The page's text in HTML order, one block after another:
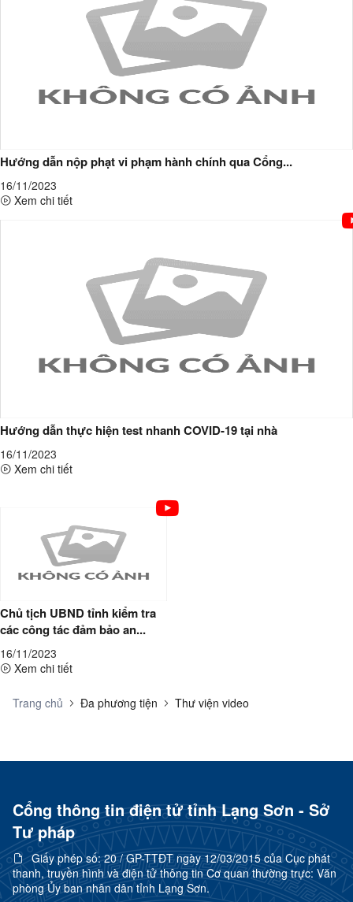
Hướng dẫn nộp phạt vi phạm hành chính qua Cổng...
16/11/2023
Xem chi tiết
Hướng dẫn thực hiện test nhanh COVID-19 tại nhà
16/11/2023
Xem chi tiết
Chủ tịch UBND tỉnh kiểm tra
các công tác đảm bảo an...
16/11/2023
Xem chi tiết
Trang chủ Đa phương tiện Thư viện video
Cổng thông tin điện tử tỉnh Lạng Sơn - Sở
Tư pháp
Giấy phép số:20 / GP-TTĐT ngày 12/03/2015 của Cục phát
thanh, truyền hình và điện tử thông tin Cơ quan thường trực: Văn
phòng Ủy ban nhân dân tỉnh Lạng Sơn.